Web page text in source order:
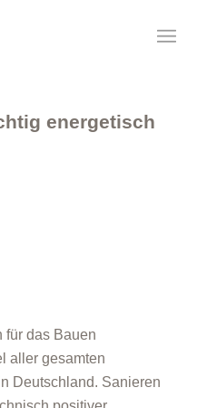
energetisch
für das Bauen
aller gesamten
Deutschland. Sanieren